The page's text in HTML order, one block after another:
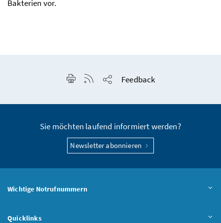
Bakterien vor.
Seite drucken
RSS-Feed anzeigen
Feedback
Sie möchten laufend informiert werden?
Newsletter abonnieren
Wichtige Notrufnummern
Quicklinks